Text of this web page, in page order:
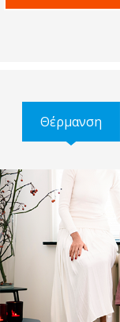
Θέρμανση